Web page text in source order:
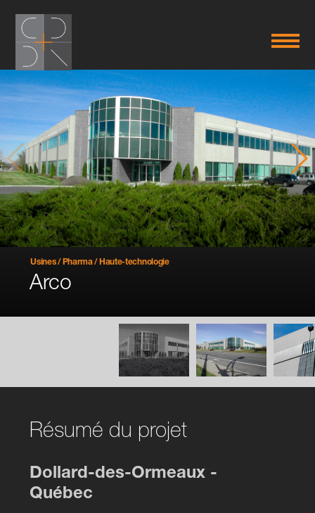
Usines / Pharma / Haute-technologie
Arco
Résumé du projet
Dollard-des-Ormeaux -
Québec